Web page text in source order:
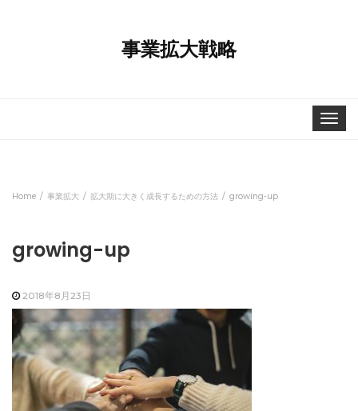
事業拡大戦略
Toggle
Home 事業拡大 拡大期に大きく成長するための方法 growing-up
growing-up
2018年8月23日